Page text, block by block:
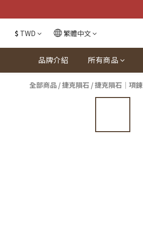
$ TWD 繁體中文
品牌介紹 所有商品
全部商品 /捷克隕石 /捷克隕石｜項鍊